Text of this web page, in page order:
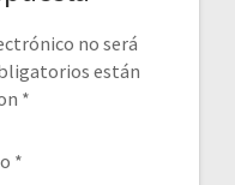
no será
están
*
*